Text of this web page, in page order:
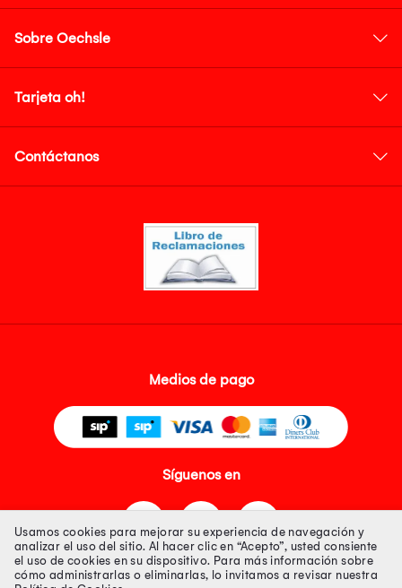
Sobre Oechsle
Tarjeta oh!
Contáctanos
Medios de pago
Síguenos en
Usamos cookies para mejorar su experiencia de navegación y
analizar el uso del sitio. Al hacer clic en “Acepto”, usted consiente
el uso de cookies en su dispositivo. Para más información sobre
cómo administrarlas o eliminarlas, lo invitamos a revisar nuestra